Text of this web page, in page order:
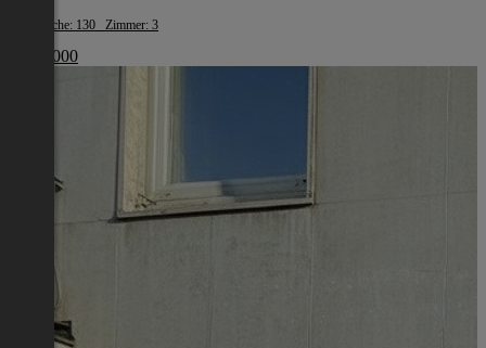
Wohnfläche: 130 Zimmer: 3
€ 519 000